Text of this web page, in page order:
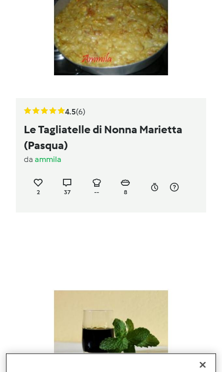
4.5(6)
Le Tagliatelle di Nonna Marietta
(Pasqua)
da ammila
2 37 -- 8